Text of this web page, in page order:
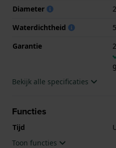
Diameter
Waterdichtheid
Garantie
Bekijk alle specificaties
Functies
Tijd
Toon functies